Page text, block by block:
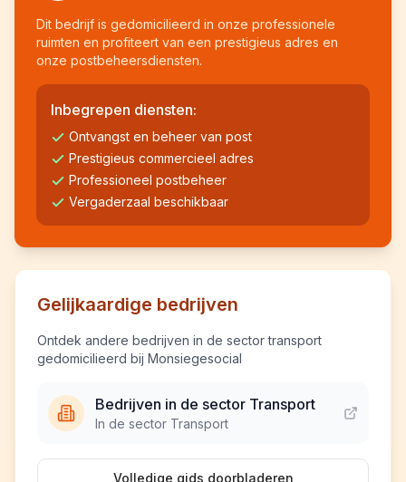
Dit bedrijf is gedomicilieerd in onze professionele
ruimten en profiteert van een prestigieus adres en
onze postbeheersdiensten.
Inbegrepen diensten:
Ontvangst en beheer van post
Prestigieus commercieel adres
Professioneel postbeheer
Vergaderzaal beschikbaar
Gelijkaardige bedrijven
Ontdek andere bedrijven in de sector transport
gedomicilieerd bij Monsiegesocial
Bedrijven in de sector Transport
In de sector Transport
Volledige gids doorbladeren